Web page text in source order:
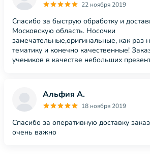
22 ноября 2019
Спасибо за быструю обработку и
Московскую область. Носочки
замечательные,оригинальные, как раз
тематику и конечно качественные!
учеников в качестве небольших
Альфия А.
18 ноября 2019
Спасибо за оперативную доставку
очень важно